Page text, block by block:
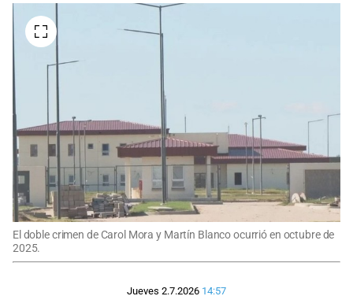
El doble crimen de Carol Mora y Martín Blanco ocurrió en octubre de
2025.
Jueves 2.7.2026 14:57